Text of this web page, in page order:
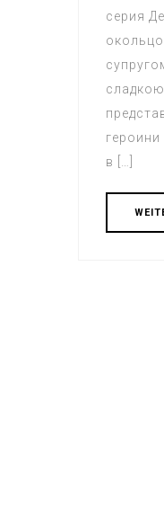
серия
в […]